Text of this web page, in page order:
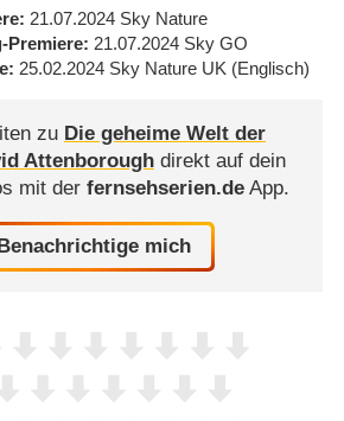
21.07.2024 Sky Nature
Premiere 21.07.2024 Sky GO
25.02.2024 Sky Nature UK (Englisch)
zu Die geheime Welt der
Attenboroughdirekt auf dein
mit der fernsehserien.deApp.
Benachrichtige mich